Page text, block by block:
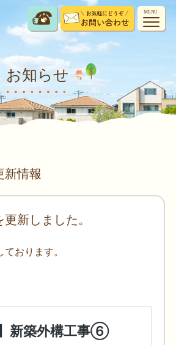
MENU
お知らせ
新情報
新しました。
おります。